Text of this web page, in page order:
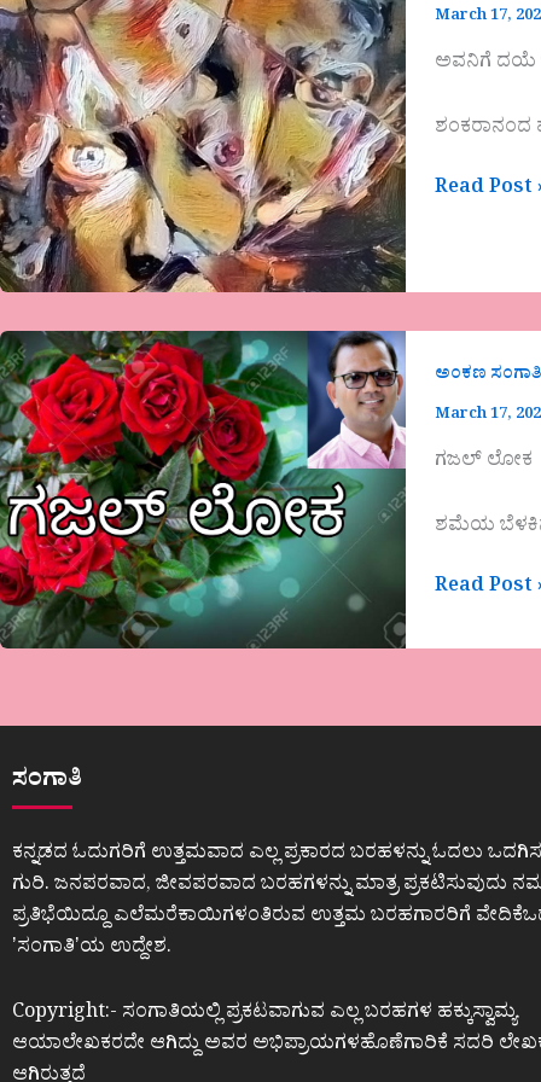
March 17,
ಅವನಿಗೆ ದಯೆ
ಶಂಕರಾನಂದ
Read Post
ಅಂಕಣ ಸಂಗಾತಿ
March 17,
ಗಜಲ್ ಲೋಕ
ಶಮೆಯ
Read Post
ಸಂಗಾತಿ
ಕನ್ನಡದ ಓದುಗರಿಗೆ ಉತ್ತಮವಾದ ಎಲ್ಲ ಪ್ರಕಾರದ ಬರಹಳನ್ನು ಓದಲು
ಗುರಿ. ಜನಪರವಾದ, ಜೀವಪರವಾದ ಬರಹಗಳನ್ನು ಮಾತ್ರ ಪ್ರಕಟಿಸುವುದು
ಪ್ರತಿಭೆಯಿದ್ದೂ ಎಲೆಮರೆಕಾಯಿಗಳಂತಿರುವ ಉತ್ತಮ ಬರಹಗಾರರಿಗೆ
ʼಸಂಗಾತಿʼಯ ಉದ್ದೇಶ.
Copyright:- ಸಂಗಾತಿಯಲ್ಲಿ ಪ್ರಕಟವಾಗುವ ಎಲ್ಲ ಬರಹಗಳ ಹಕ್ಕುಸ್ವಾಮ್ಯ
ಆಯಾಲೇಖಕರದೇ ಆಗಿದ್ದು ಅವರ ಅಭಿಪ್ರಾಯಗಳಹೊಣೆಗಾರಿಕೆ ಸದರಿ